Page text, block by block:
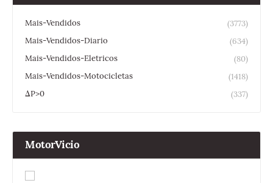
Mais-Vendidos
(3773)
Mais-Vendidos-Diario
(634)
Mais-Vendidos-Eletricos
(80)
Mais-Vendidos-Motocicletas
(1418)
ΔP>0
(337)
MotorVicio